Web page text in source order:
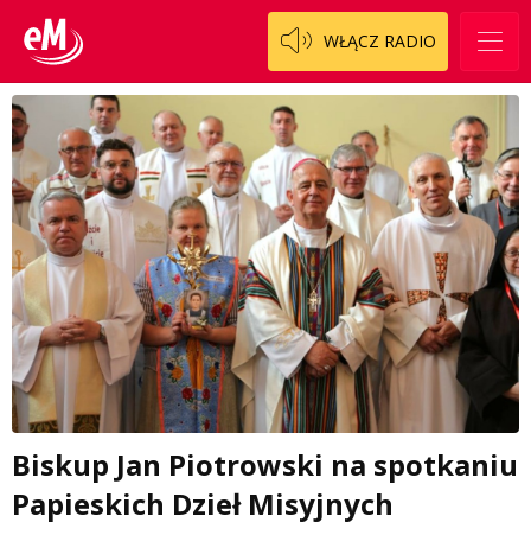
WŁĄCZ RADIO
Biskup Jan Piotrowski na spotkaniu
Papieskich Dzieł Misyjnych